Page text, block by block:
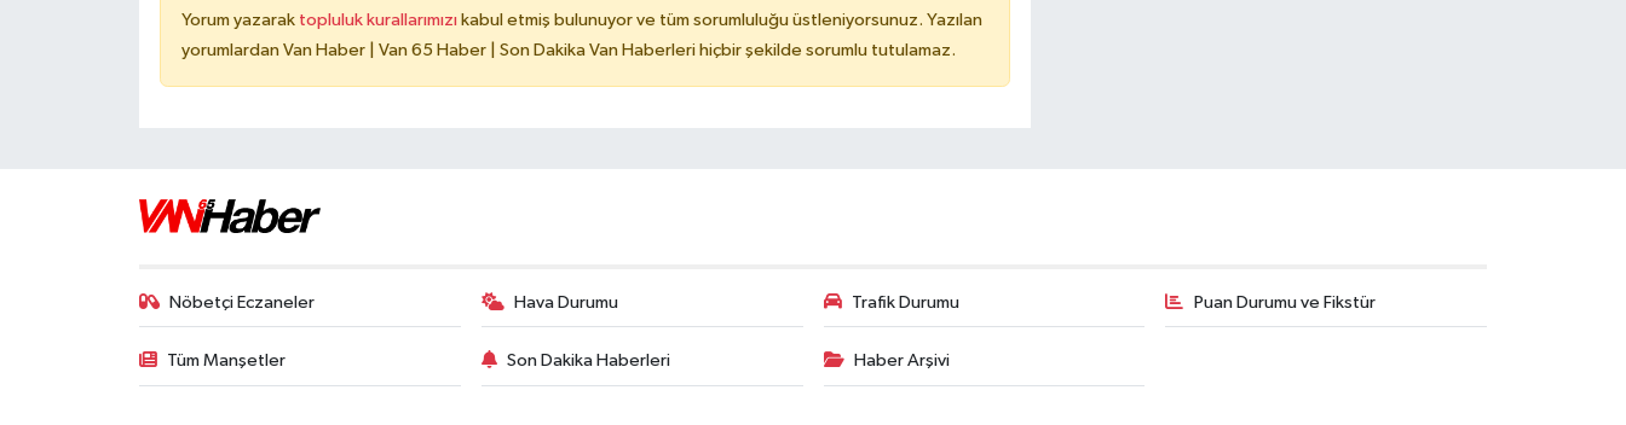
Yorum yazarak topluluk kurallarımızı kabul etmiş bulunuyor ve tüm sorumluluğu üstleniyorsunuz. Yazılan
yorumlardan Van Haber | Van 65 Haber | Son Dakika Van Haberleri hiçbir şekilde sorumlu tutulamaz.
Nöbetçi Eczaneler Hava Durumu Trafik Durumu Puan Durumu ve Fikstür
Tüm Manşetler Son Dakika Haberleri Haber Arşivi